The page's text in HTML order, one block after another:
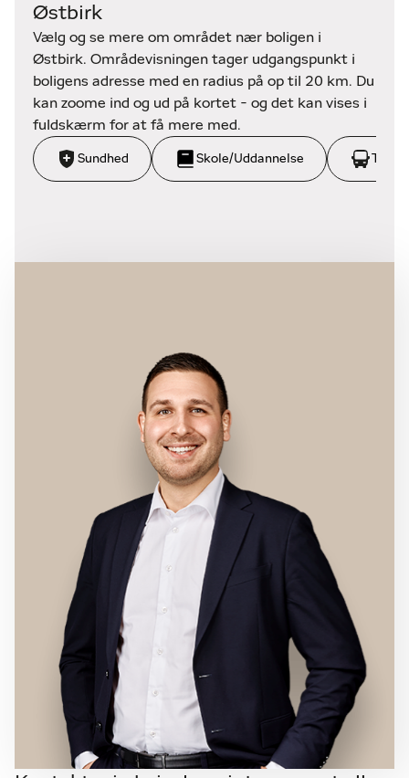
gæster og hverdagsliv. Grunden er nem at passe og
giver samtidig mulighed for kreativ udfoldelse, som
for eksempel køkkenhave eller hyggekroge.
Beliggenheden skaber den perfekte kombination
mellem fred og nærhed til hverdagens faciliteter.
Alene få hundrede meter væk findes skole,
daginstitutioner og lokale indkøbsmuligheder,
hvilket gør den ideel for børnefamilier. For den
oplagt tilbud for hesteinteresserede familier.
Natur og naturoplevelser er også tæt på: Østbirk er
omgivet af skove, vandløb og grønne områder, som
indbyder til vandreture, cykelture og sanselige
pauser fra byens puls. Med central placering i det
midtjyske og kort afstand til motorvejen er
pendling til Horsens, Skanderborg og Århus let og
Alt i alt præsenterer Bøgevej 23 sig som en
velafbalanceret og rummelig villa med solide
rammer for familiens liv tilsammen et hjem, der
indbyder til en hverdag i trygge og inspirerende
rammer.
Østbirk
Vælg og se mere om området nær boligen i
Østbirk. Områdevisningen tager udgangspunkt i
boligens adresse med en radius på op til 20 km. Du
kan zoome ind og ud på kortet - og det kan vises i
fuldskærm for at få mere med.
Sundhed Skole/Uddannelse